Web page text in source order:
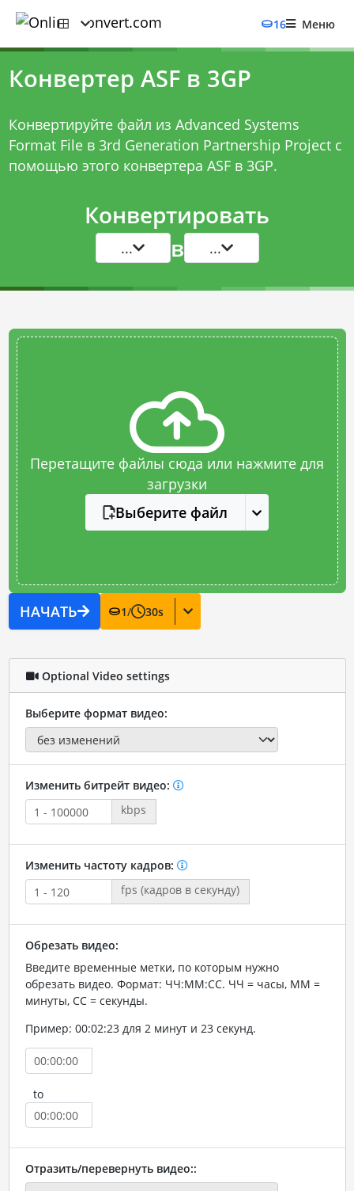
16 Меню
Конвертер ASF в 3GP
Конвертируйте файл из Advanced Systems
Format File в 3rd Generation Partnership Project с
помощью этого конвертера ASF в 3GP.
Конвертировать
... в ...
Перетащите файлы сюда или нажмите для
загрузки
Выберите файл
НАЧАТЬ 1/ 30s
Optional Video settings
Выберите формат видео:
Изменить битрейт видео:
kbps
Изменить частоту кадров:
fps (кадров в секунду)
Обрезать видео:
Введите временные метки, по которым нужно
обрезать видео. Формат: ЧЧ:ММ:СС. ЧЧ = часы, ММ =
минуты, СС = секунды.
Пример: 00:02:23 для 2 минут и 23 секунд.
to
Отразить/перевернуть видео::